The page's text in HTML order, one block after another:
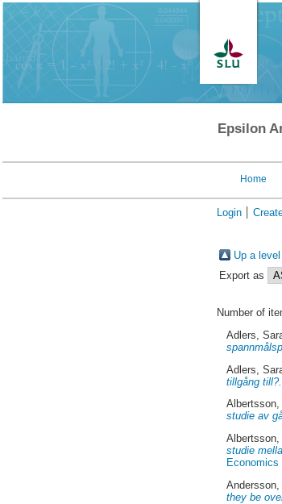
Epsilon
Home
Login
Up a level
Export as
Number of
Adlers,
Adlers,
tillgång till?.
Albertsson,
studie av
Albertsson,
studie
Economics
they be